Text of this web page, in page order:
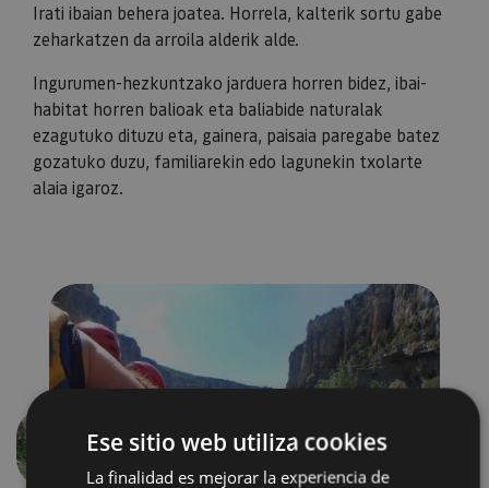
Irati ibaian behera joatea. Horrela, kalterik sortu gabe
zeharkatzen da arroila alderik alde.
Ingurumen-hezkuntzako jarduera horren bidez, ibai-
habitat horren balioak eta baliabide naturalak
ezagutuko dituzu eta, gainera, paisaia paregabe batez
gozatuko duzu, familiarekin edo lagunekin txolarte
alaia igaroz.
Aurrekoa
Ese sitio web utiliza cookies
La finalidad es mejorar la experiencia de